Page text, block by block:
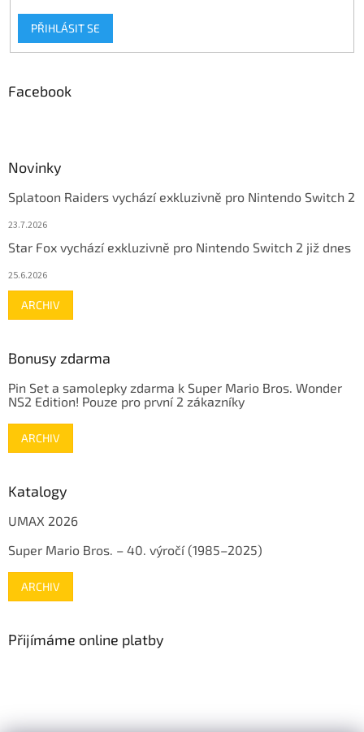
PŘIHLÁSIT SE
Facebook
Novinky
Splatoon Raiders vychází exkluzivně pro Nintendo Switch 2
23.7.2026
Star Fox vychází exkluzivně pro Nintendo Switch 2 již dnes
25.6.2026
ARCHIV
Bonusy zdarma
Pin Set a samolepky zdarma k Super Mario Bros. Wonder
NS2 Edition! Pouze pro první 2 zákazníky
ARCHIV
Katalogy
UMAX 2026
Super Mario Bros. – 40. výročí (1985–2025)
ARCHIV
Přijímáme online platby